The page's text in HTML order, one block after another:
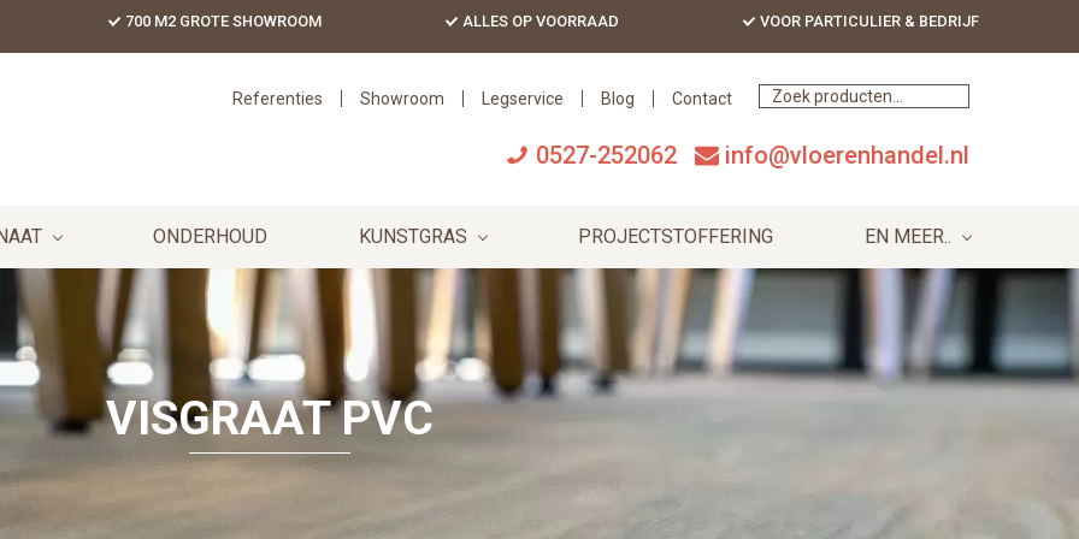
700 M2 GROTE SHOWROOM ALLES OP VOORRAAD VOOR PARTICULIER & BEDRIJF
Referenties Showroom Legservice Blog Contact
0527-252062 info@vloerenhandel.nl
ONDERHOUD KUNSTGRAS PROJECTSTOFFERING EN MEER..
VISGRAAT PVC